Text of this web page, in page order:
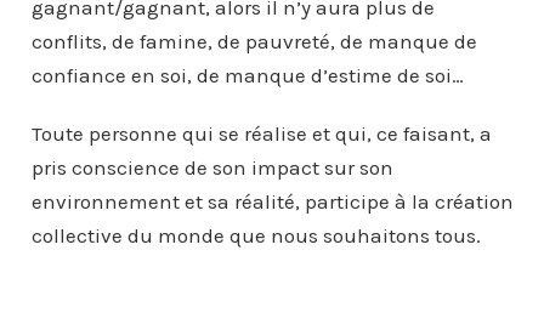
gagnant/gagnant, alors il n’y aura plus de
conflits, de famine, de pauvreté, de manque de
confiance en soi, de manque d’estime de soi…
Toute personne qui se réalise et qui, ce faisant, a
pris conscience de son impact sur son
environnement et sa réalité, participe à la création
collective du monde que nous souhaitons tous.